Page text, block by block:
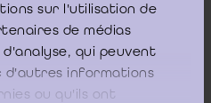
sur l'utilisation de
de médias
qui peuvent
d'autres informations
ou qu'ils ont